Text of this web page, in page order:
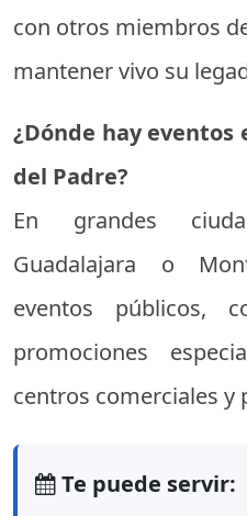
con otros miembros
mantener vivo su
¿Dónde hay eventos
del Padre?
En grandes
Guadalajara o
eventos públicos,
promociones
centros comerciales y
Te puede servir: